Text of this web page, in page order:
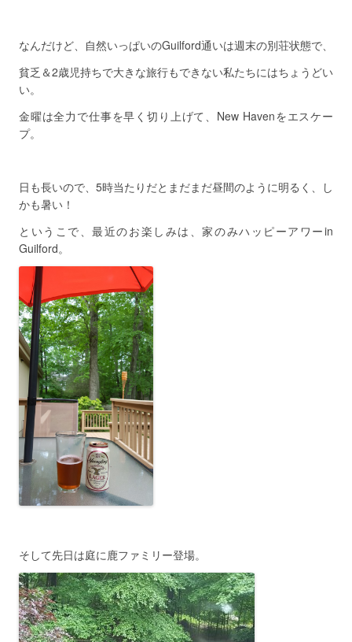
なんだけど、自然いっぱいのGuilford通いは週末の別荘状態で、
貧乏＆2歳児持ちで大きな旅行もできない私たちにはちょうどい
い。
金曜は全力で仕事を早く切り上げて、New Havenをエスケー
プ。
日も長いので、5時当たりだとまだまだ昼間のように明るく、し
かも暑い！
というこで、最近のお楽しみは、家のみハッピーアワーin
Guilford。
そして先日は庭に鹿ファミリー登場。